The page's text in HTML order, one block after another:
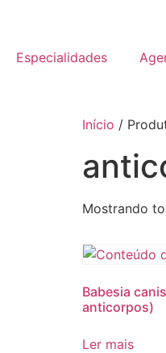
Especialidades
Início /
Mostrando
Babesia
anticorpos)
Ler mais